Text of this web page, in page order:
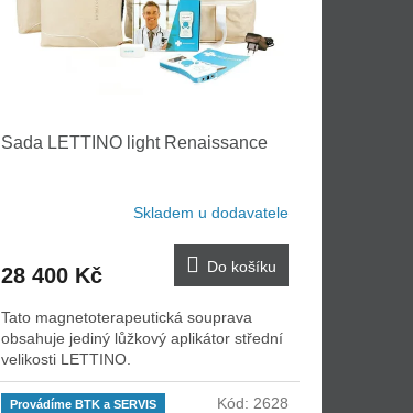
Sada LETTINO light Renaissance
Skladem u dodavatele
28 400 Kč Do košíku
Tato magnetoterapeutická souprava
obsahuje jediný lůžkový aplikátor střední
velikosti LETTINO.
Provádíme BTK a SERVIS Kód: 2628